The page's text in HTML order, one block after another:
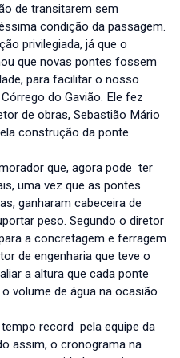
de transitarem sem
condição da passagem.
privilegiada, já que o
que novas pontes fossem
para facilitar o nosso
do Gavião. Ele fez
de obras, Sebastião Mário
construção da ponte
que, agora pode ter
uma vez que as pontes
ganharam cabeceira de
peso. Segundo o diretor
a concretagem e ferragem
de engenharia que teve o
a altura que cada ponte
volume de água na ocasião
record pela equipe da
assim, o cronograma na